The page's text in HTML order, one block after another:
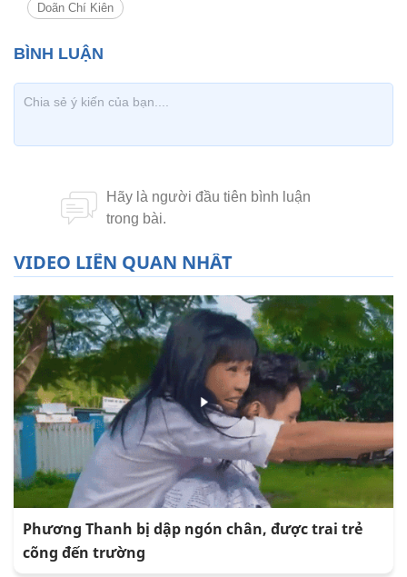
Doãn Chí Kiên
VIDEO LIÊN QUAN NHẤT
Phương Thanh bị dập ngón chân, được trai trẻ
cõng đến trường